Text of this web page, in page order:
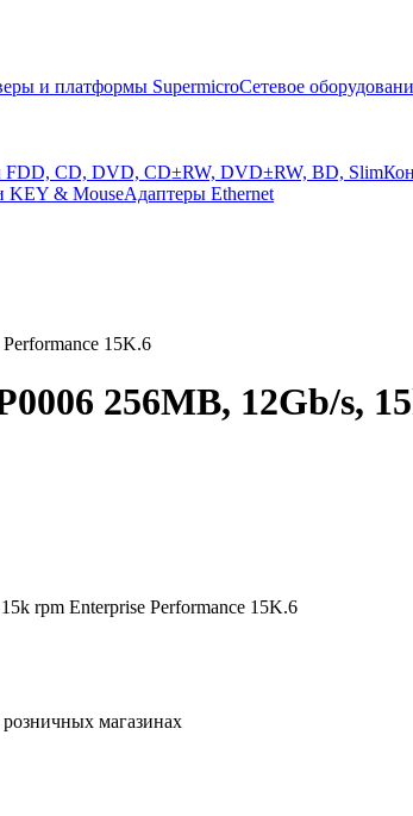
и платформы SupermicroСетевое
CD, DVD, CD±RW, DVD±RW, BD, Slim
KEY & MouseАдаптеры Ethernet
15K.6
256MB, 12Gb/s,
rpm Enterprise Performance 15K.6
розничных магазинах